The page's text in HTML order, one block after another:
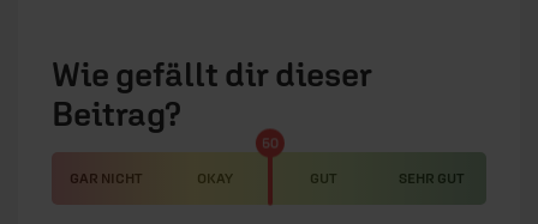
Wie gefällt dir dieser
Beitrag?
GAR NICHT OKAY GUT SEHR GUT
50